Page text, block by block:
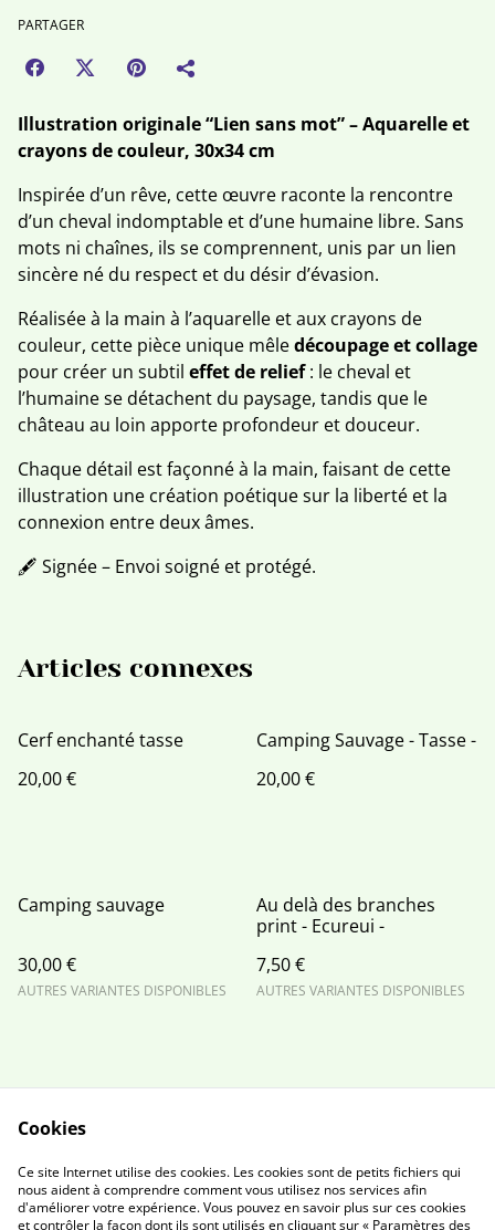
PARTAGER
Illustration originale “Lien sans mot” – Aquarelle et
crayons de couleur, 30x34 cm
Inspirée d’un rêve, cette œuvre raconte la rencontre
d’un cheval indomptable et d’une humaine libre. Sans
mots ni chaînes, ils se comprennent, unis par un lien
sincère né du respect et du désir d’évasion.
Réalisée à la main à l’aquarelle et aux crayons de
couleur, cette pièce unique mêledécoupage et collage
pour créer un subtil effet de relief: le cheval et
l’humaine se détachent du paysage, tandis que le
château au loin apporte profondeur et douceur.
Chaque détail est façonné à la main, faisant de cette
illustration une création poétique sur la liberté et la
connexion entre deux âmes.
🖋️ Signée – Envoi soigné et protégé.
Articles connexes
Cerf enchanté tasse
20,00 €
Camping Sauvage - Tasse -
20,00 €
Camping sauvage
30,00 €
AUTRES VARIANTES DISPONIBLES
Au delà des branches
print - Ecureui -
7,50 €
AUTRES VARIANTES DISPONIBLES
Contactez moi
Conditions
Politique de
confidentialité
Politique de cookies
Cookies
Ce site Internet utilise des cookies. Les cookies sont de petits fichiers qui
nous aident à comprendre comment vous utilisez nos services afin
d'améliorer votre expérience. Vous pouvez en savoir plus sur ces cookies
et contrôler la façon dont ils sont utilisés en cliquant sur « Paramètres des